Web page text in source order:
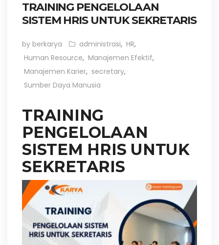
TRAINING PENGELOLAAN
SISTEM HRIS UNTUK SEKRETARIS
by berkarya administrasi, HR,
Human Resource, Manajemen Efektif,
Manajemen Karier, secretary,
Sumber Daya Manusia
TRAINING
PENGELOLAAN
SISTEM HRIS UNTUK
SEKRETARIS